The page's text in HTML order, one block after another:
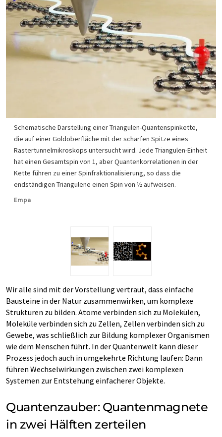
Schematische Darstellung einer Triangulen-Quantenspinkette,
die auf einer Goldoberfläche mit der scharfen Spitze eines
Rastertunnelmikroskops untersucht wird. Jede Triangulen-Einheit
hat einen Gesamtspin von 1, aber Quantenkorrelationen in der
Kette führen zu einer Spinfraktionalisierung, so dass die
endständigen Triangulene einen Spin von ½ aufweisen.
Empa
Wir alle sind mit der Vorstellung vertraut, dass einfache
Bausteine in der Natur zusammenwirken, um komplexe
Strukturen zu bilden. Atome verbinden sich zu Molekülen,
Moleküle verbinden sich zu Zellen, Zellen verbinden sich zu
Gewebe, was schließlich zur Bildung komplexer Organismen
wie dem Menschen führt. In der Quantenwelt kann dieser
Prozess jedoch auch in umgekehrte Richtung laufen: Dann
führen Wechselwirkungen zwischen zwei komplexen
Systemen zur Entstehung einfacherer Objekte.
Quantenzauber: Quantenmagnete
in zwei Hälften zerteilen